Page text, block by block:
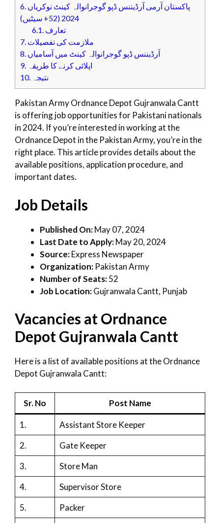
6.
2024 (52+ سیٹیں)
6.1. تعارف
7. ملازمت کی تفصیلات
8. آرڈیننس ڈپو گوجرانوالہ کینٹ میں آسامیاں
9.
اپلائی کرنے کا طریقہ
10.
نتیجہ
Pakistan Army Ordnance Depot Gujranwala Cantt
is offering job opportunities for Pakistani nationals
in 2024. If you’re interested in working at the
Ordnance Depot in the Pakistan Army, you’re in the
right place. This article provides details about the
available positions, application procedure, and
important dates.
Job Details
Published On:May 07, 2024
Last Date to Apply:May 20, 2024
Source:Express Newspaper
Organization: Pakistan Army
Number of Seats:52
Job Location:Gujranwala Cantt, Punjab
Vacancies at Ordnance
Depot Gujranwala Cantt
Here is a list of available positions at the Ordnance
Depot Gujranwala Cantt:
Sr. No Post Name
1.
Assistant Store Keeper
2.
Gate Keeper
3.
Store Man
4.
Supervisor Store
5.
Packer